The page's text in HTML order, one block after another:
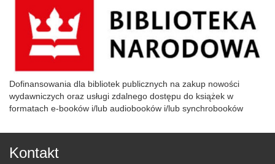
Dofinansowania dla bibliotek publicznych na zakup nowości
wydawniczych oraz usługi zdalnego dostępu do książek w
formatach e-booków i/lub audiobooków i/lub synchrobooków
Kontakt